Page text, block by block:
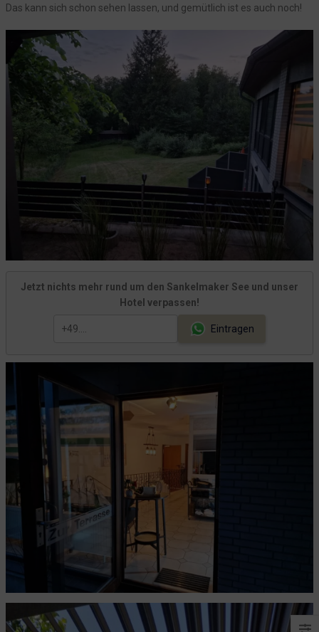
Das kann sich schon sehen lassen, und gemütlich ist es auch noch!
Jetzt nichts mehr rund um den Sankelmaker See und unser
Hotel verpassen!
Eintragen